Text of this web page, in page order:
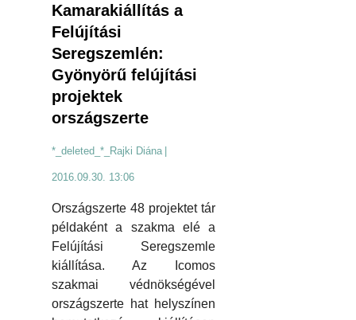
Kamarakiállítás a
Felújítási
Seregszemlén:
Gyönyörű felújítási
projektek
országszerte
*_deleted_*_Rajki Diána |
2016.09.30. 13:06
Országszerte 48 projektet tár
példaként a szakma elé a
Felújítási Seregszemle
kiállítása. Az Icomos
szakmai védnökségével
országszerte hat helyszínen